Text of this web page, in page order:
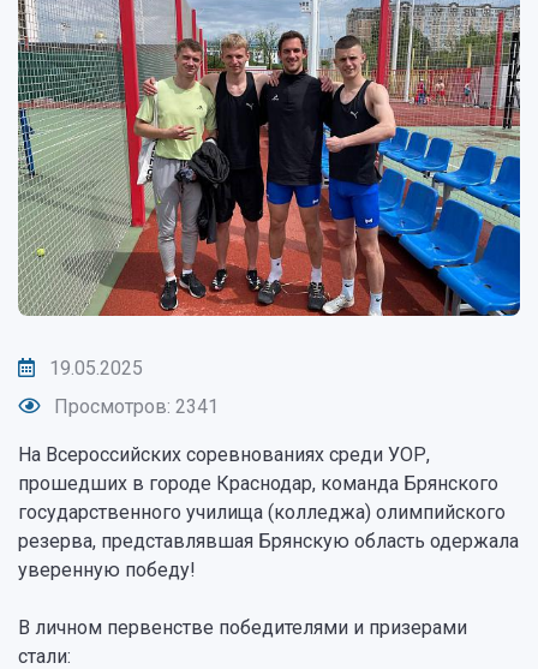
19.05.2025
Просмотров: 2341
На Всероссийских соревнованиях среди УОР,
прошедших в городе Краснодар, команда Брянского
государственного училища (колледжа) олимпийского
резерва, представлявшая Брянскую область одержала
уверенную победу!
В личном первенстве победителями и призерами
стали: